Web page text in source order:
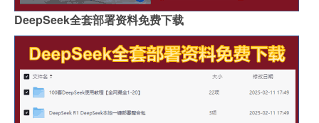
DeepSeek全套部署资料免费下载